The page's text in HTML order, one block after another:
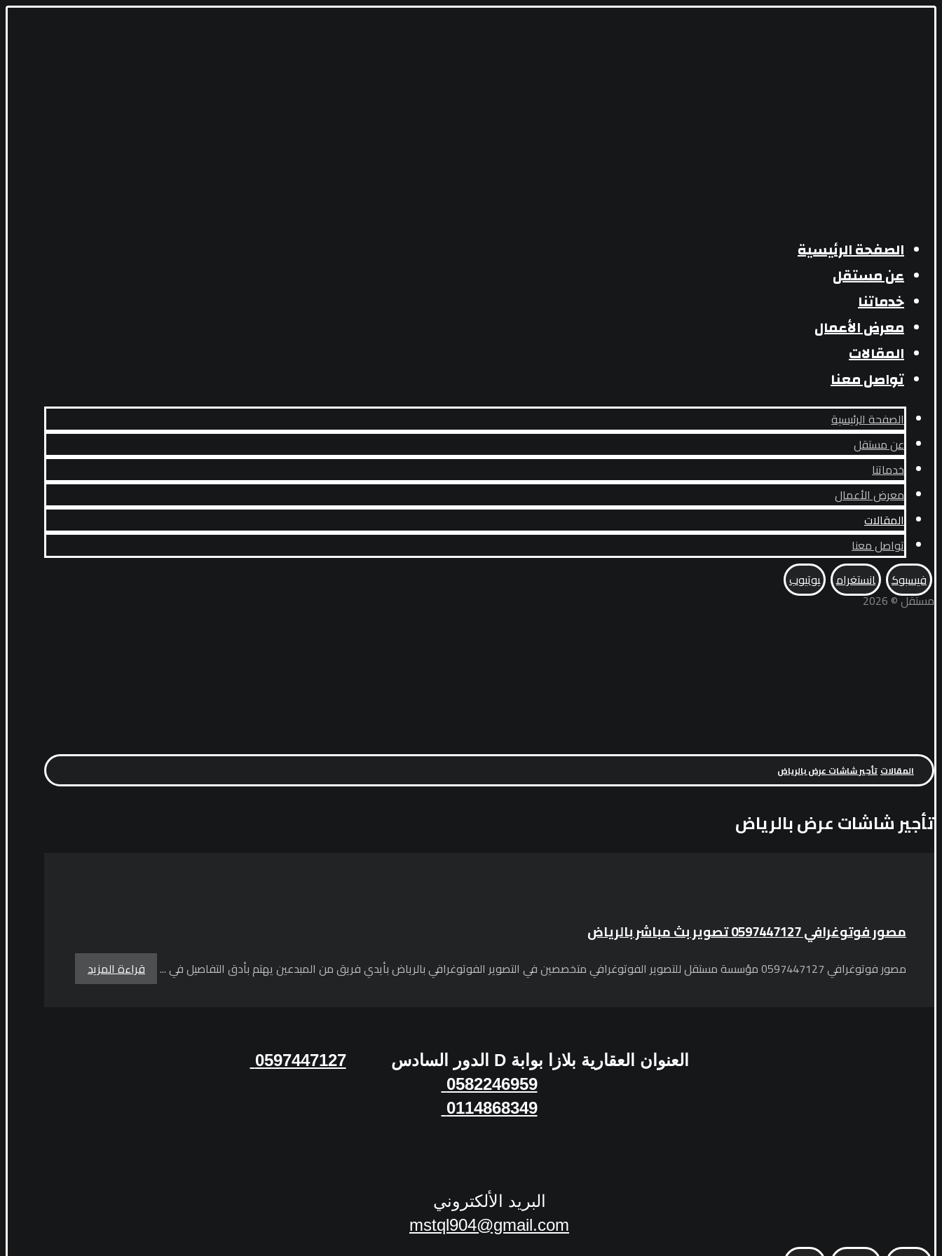
الصفحة الرئيسية
عن مستقل
خدماتنا
معرض الأعمال
المقالات
تواصل معنا
الصفحة الرئيسية
عن مستقل
خدماتنا
معرض الأعمال
المقالات
تواصل معنا
فيسبوك
انستغرام
يوتيوب
مستقل © 2026
المقالاتتأجير شاشات عرض بالرياض
تأجير شاشات عرض بالرياض
مصور فوتوغرافي 0597447127 تصوير بث مباشر بالرياض
مصور فوتوغرافي 0597447127 مؤسسة مستقل للتصوير الفوتوغرافي متخصصين في التصوير الفوتوغرافي بالرياض بأيدي فريق من المبدعين يهتم بأدق التفاصيل في ... قراءة المزيد
العنوان العقارية بلازا بوابةD الدور السادس
0597447127
0582246959
0114868349
البريد الألكتروني
mstql904@gmail.com